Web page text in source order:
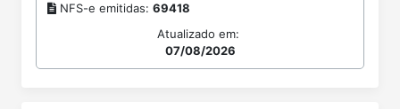
NFS-e emitidas: 69418
Atualizado em:
07/08/2026